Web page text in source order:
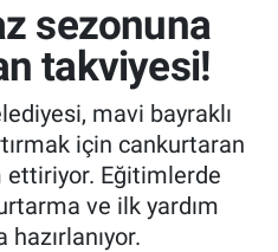
sezonuna
takviyesi!
mavi bayraklı
için cankurtaran
Eğitimlerde
ve ilk yardım
hazırlanıyor.
Haritası
ve Fikstür